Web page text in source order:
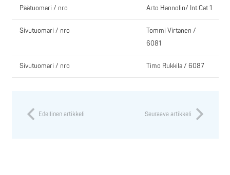
Päätuomari / nro Arto Hannolin/ Int.Cat 1
Sivutuomari / nro
Tommi Virtanen /
6081
Sivutuomari / nro Timo Rukkila / 6087
Edellinen artikkeli Seuraava artikkeli